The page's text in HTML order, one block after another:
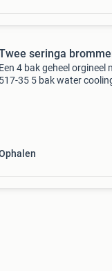
seringa
Een 4 bak geheel orgineel
517-35 5 bak water